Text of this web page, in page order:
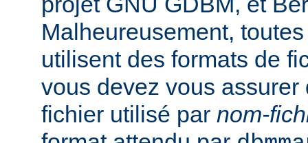
Malheureusement,
utilisent des formats de
vous devez vous assurer
fichier utilisé par nom-